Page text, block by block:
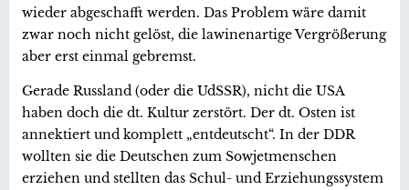
wieder abgeschafft werden. Das Problem wäre damit
zwar noch nicht gelöst, die lawinenartige Vergrößerung
aber erst einmal gebremst.
Gerade Russland (oder die UdSSR), nicht die USA
haben doch die dt. Kultur zerstört. Der dt. Osten ist
annektiert und komplett „entdeutscht“. In der DDR
wollten sie die Deutschen zum Sowjetmenschen
erziehen und stellten das Schul- und Erziehungssystem